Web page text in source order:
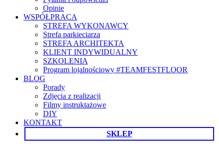
Opinie
WSPÓŁPRACA
STREFA WYKONAWCY
Strefa parkieciarza
STREFA ARCHITEKTA
KLIENT INDYWIDUALNY
SZKOLENIA
Program lojalnościowy #TEAMFESTFLOOR
BLOG
Porady
Zdjęcia z realizacji
Filmy instruktażowe
DIY
KONTAKT
SKLEP